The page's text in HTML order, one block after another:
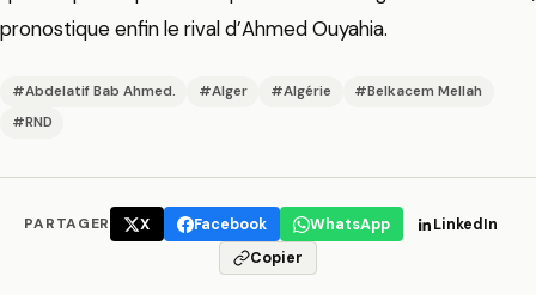
pronostique enfin le rival d’Ahmed Ouyahia.
#Abdelatif Bab Ahmed. #Alger #Algérie
#Belkacem Mellah
#RND
PARTAGER X Facebook WhatsApp
LinkedIn
Copier